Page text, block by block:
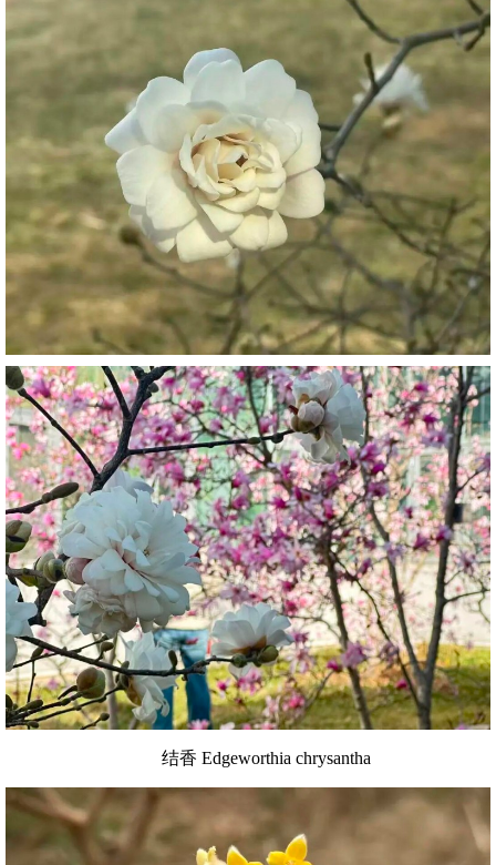
结香 Edgeworthia chrysantha